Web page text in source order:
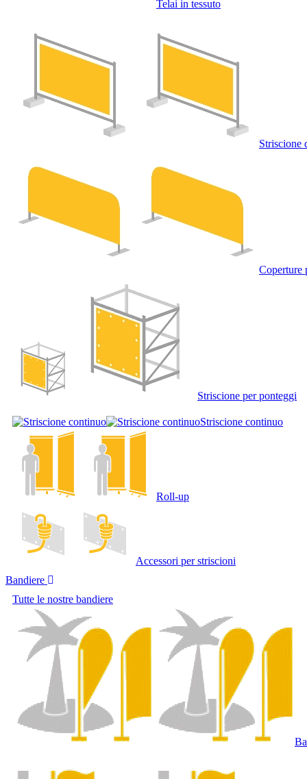
Telai in tessuto
Striscione
Coperture
Striscione per ponteggi
Striscione continuo
Roll-up
Accessori per striscioni
Bandiere
Tutte le nostre bandiere